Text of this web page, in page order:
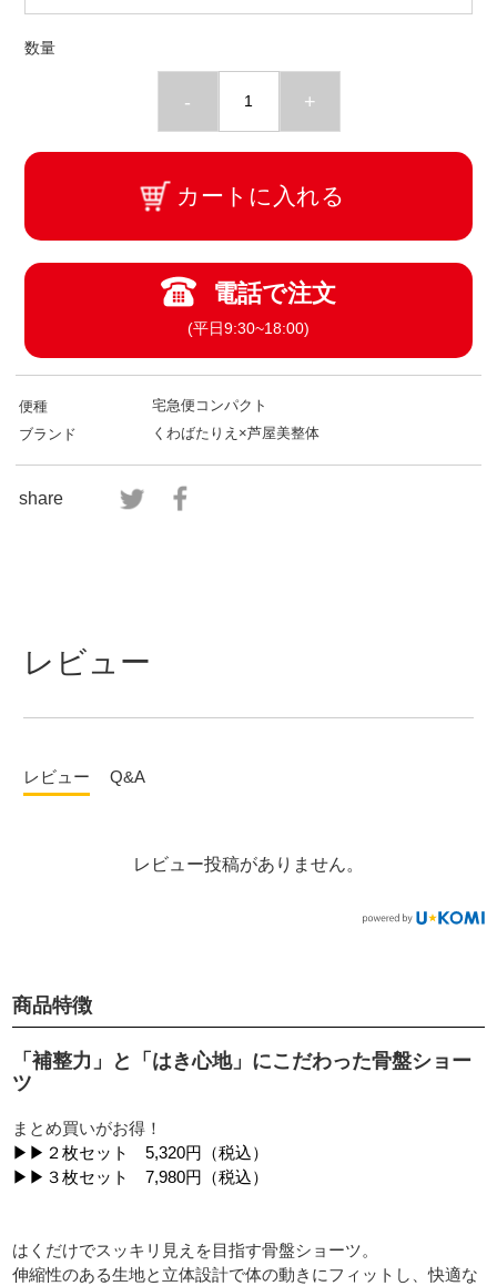
数量
- +
カートに入れる
電話で注文
(平日9:30~18:00)
便種
宅急便コンパクト
ブランド
くわばたりえ×芦屋美整体
share
レビュー
レビュー Q&A
レビュー投稿がありません。
商品特徴
「補整力」と「はき心地」にこだわった骨盤ショー
ツ
まとめ買いがお得！
▶▶２枚セット 5,320円（税込）
▶▶３枚セット 7,980円（税込）
はくだけでスッキリ見えを目指す骨盤ショーツ。
伸縮性のある生地と立体設計で体の動きにフィットし、快適な